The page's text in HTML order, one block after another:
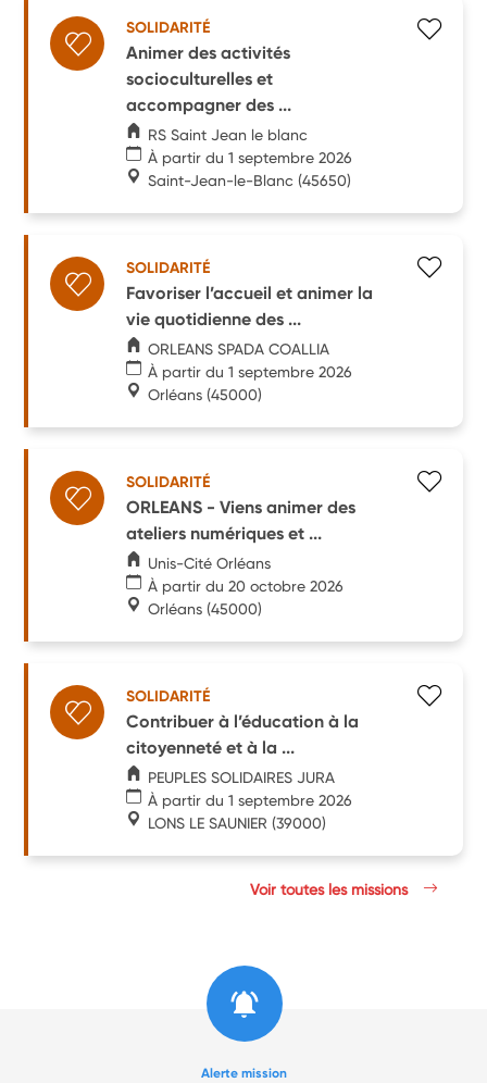
SOLIDARITÉ
Animer des activités
socioculturelles et
accompagner des ...
RS Saint Jean le blanc
À partir du 1 septembre 2026
Saint-Jean-le-Blanc (45650)
SOLIDARITÉ
Favoriser l’accueil et animer la
vie quotidienne des ...
ORLEANS SPADA COALLIA
À partir du 1 septembre 2026
Orléans (45000)
SOLIDARITÉ
ORLEANS - Viens animer des
ateliers numériques et ...
Unis-Cité Orléans
À partir du 20 octobre 2026
Orléans (45000)
SOLIDARITÉ
Contribuer à l’éducation à la
citoyenneté et à la ...
PEUPLES SOLIDAIRES JURA
À partir du 1 septembre 2026
LONS LE SAUNIER (39000)
Voir toutes les missions
Alerte mission